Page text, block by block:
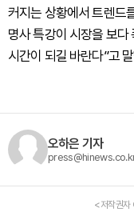
커지는 상황에서 트렌드
명사 특강이 시장을 보
시간이 되길 바란다”고
오하은 기자
<저작권자